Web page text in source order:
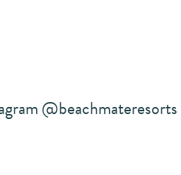
@beachmateresorts